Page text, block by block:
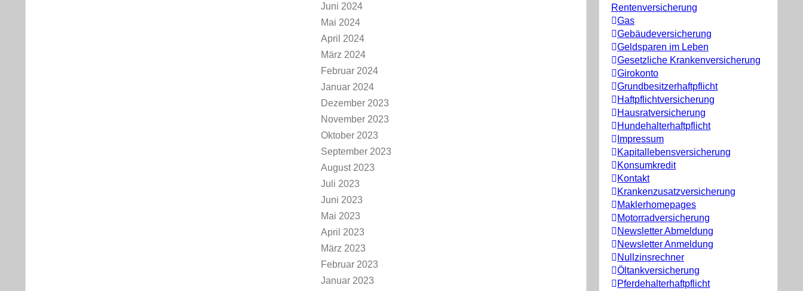
Rentenversicherung
Gas
Gebäudeversicherung
Geldsparen im Leben
Gesetzliche Krankenversicherung
Girokonto
Grundbesitzerhaftpflicht
Haftpflichtversicherung
Hausratversicherung
Hundehalterhaftpflicht
Impressum
Kapitallebensversicherung
Konsumkredit
Kontakt
Krankenzusatzversicherung
Maklerhomepages
Motorradversicherung
Newsletter Abmeldung
Newsletter Anmeldung
Nullzinsrechner
Öltankversicherung
Pferdehalterhaftpflicht
Juni 2024
Mai 2024
April 2024
März 2024
Februar 2024
Januar 2024
Dezember 2023
November 2023
Oktober 2023
September 2023
August 2023
Juli 2023
Juni 2023
Mai 2023
April 2023
März 2023
Februar 2023
Januar 2023